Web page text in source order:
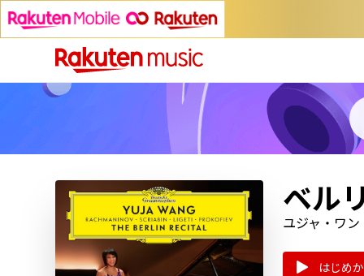
ベル
ユジャ・ワン
はじめ